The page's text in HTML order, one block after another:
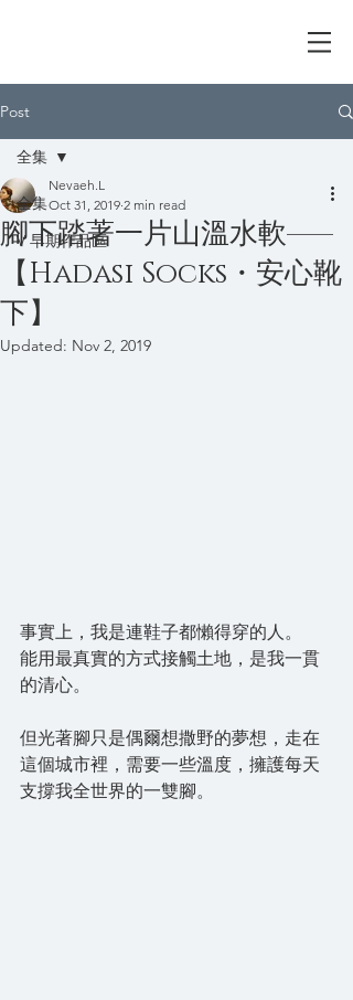
Post
全集
V 早期作品區
全集
腳下踏著一片山溫水軟——
【Hadasi Socks・安心靴
下】
Nevaeh.L
Oct 31, 2019 2 min read
Updated: Nov 2, 2019
事實上，我是連鞋子都懶得穿的人。
能用最真實的方式接觸土地，是我一貫
的清心。
但光著腳只是偶爾想撒野的夢想，走在
這個城市裡，需要一些溫度，擁護每天
支撐我全世界的一雙腳。